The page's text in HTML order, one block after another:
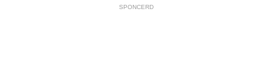
SPONCERD